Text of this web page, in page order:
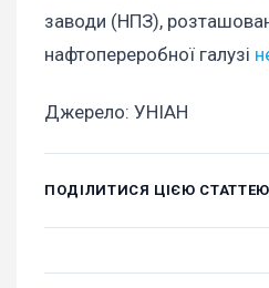
заводи (НПЗ),
нафтопереробної галузі
Джерело: УНІАН
ПОДІЛИТИСЯ ЦІЄЮ